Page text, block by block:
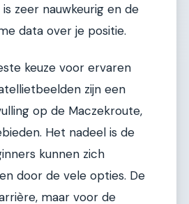
zeer nauwkeurig en de
data over je positie.
keuze voor ervaren
zijn een
op de Maczekroute,
Het nadeel is de
kunnen zich
door de vele opties. De
maar voor de